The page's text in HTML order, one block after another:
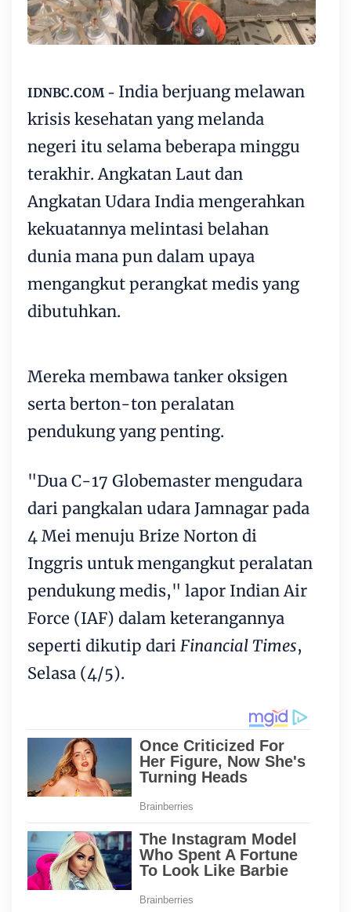
IDNBC.COM - India berjuang melawan
krisis kesehatan yang melanda
negeri itu selama beberapa minggu
terakhir. Angkatan Laut dan
Angkatan Udara India mengerahkan
kekuatannya melintasi belahan
dunia mana pun dalam upaya
mengangkut perangkat medis yang
dibutuhkan.
Mereka membawa tanker oksigen
serta berton-ton peralatan
pendukung yang penting.
"Dua C-17 Globemaster mengudara
dari pangkalan udara Jamnagar pada
4 Mei menuju Brize Norton di
Inggris untuk mengangkut peralatan
pendukung medis," lapor Indian Air
Force (IAF) dalam keterangannya
seperti dikutip dari Financial Times,
Selasa (4/5).